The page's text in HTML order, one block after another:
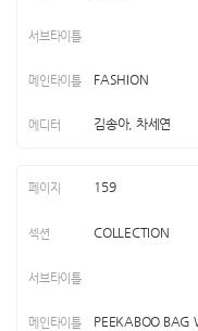
FASHION
김송아, 차세연
159
COLLECTION
PEEKABOO BAG